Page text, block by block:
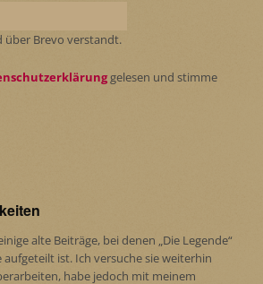
über Brevo verstandt.
gelesen und stimme
alte Beiträge, bei denen „Die Legende“
ist. Ich versuche sie weiterhin
habe jedoch mit meinem